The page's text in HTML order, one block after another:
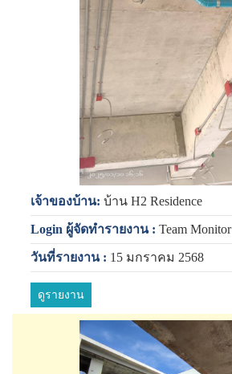
เจ้าของบ้าน: บ้าน H2 Residence
Login ผู้จัดทำรายงาน : Team Monitor
วันที่รายงาน : 15 มกราคม 2568
ดูรายงาน